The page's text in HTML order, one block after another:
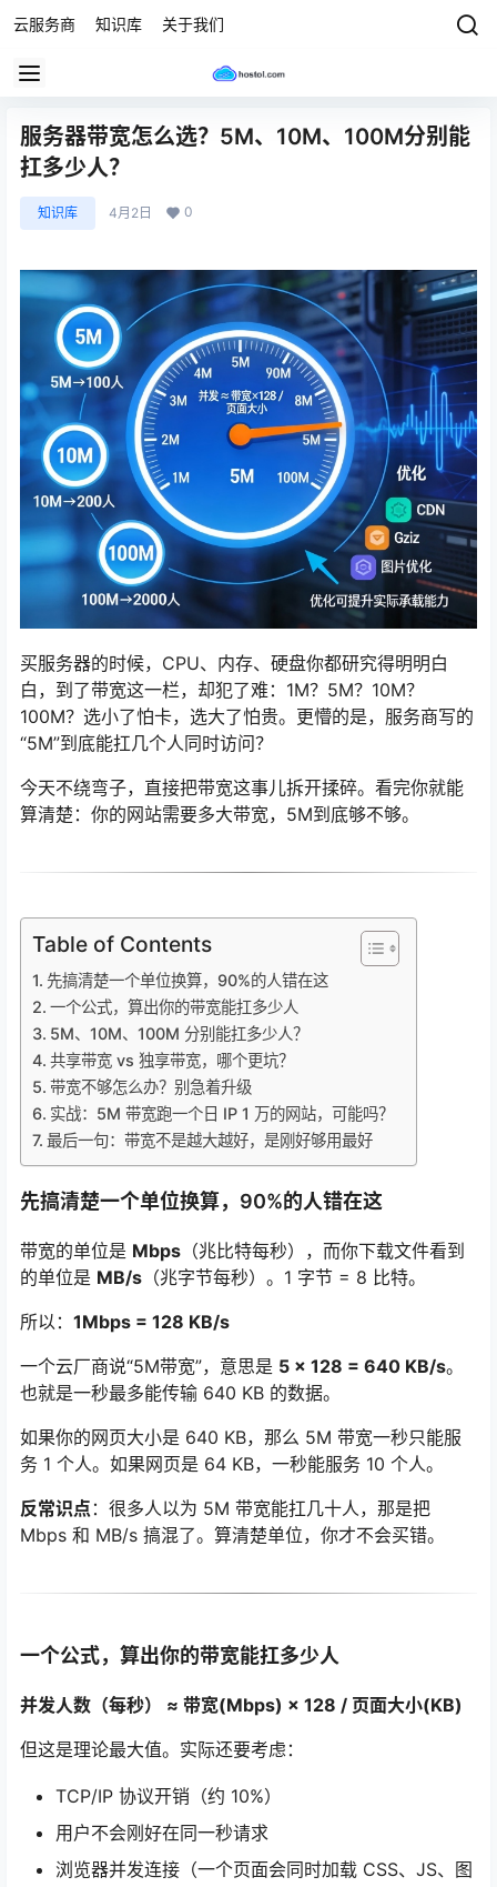
云服务商 知识库 关于我们
服务器带宽怎么选？5M、10M、100M分别能
扛多少人？
知识库 4月2日 0
买服务器的时候，CPU、内存、硬盘你都研究得明明白
白，到了带宽这一栏，却犯了难：1M？5M？10M？
100M？选小了怕卡，选大了怕贵。更懵的是，服务商写的
“5M”到底能扛几个人同时访问？
今天不绕弯子，直接把带宽这事儿拆开揉碎。看完你就能
算清楚：你的网站需要多大带宽，5M到底够不够。
Table of Contents
先搞清楚一个单位换算，90%的人错在这
一个公式，算出你的带宽能扛多少人
5M、10M、100M 分别能扛多少人？
共享带宽 vs 独享带宽，哪个更坑？
带宽不够怎么办？别急着升级
实战：5M 带宽跑一个日 IP 1 万的网站，可能吗？
最后一句：带宽不是越大越好，是刚好够用最好
先搞清楚一个单位换算，90%的人错在这
带宽的单位是 Mbps （兆比特每秒），而你下载文件看到
的单位是 MB/s （兆字节每秒）。1 字节 = 8 比特。
所以： 1Mbps = 128 KB/s
一个云厂商说“5M带宽”，意思是 5 × 128 = 640 KB/s。
也就是一秒最多能传输 640 KB 的数据。
如果你的网页大小是 640 KB，那么 5M 带宽一秒只能服
务 1 个人。如果网页是 64 KB，一秒能服务 10 个人。
反常识点 ：很多人以为 5M 带宽能扛几十人，那是把
Mbps 和 MB/s 搞混了。算清楚单位，你才不会买错。
一个公式，算出你的带宽能扛多少人
并发人数（每秒） ≈ 带宽(Mbps) × 128 / 页面大小(KB)
但这是理论最大值。实际还要考虑：
TCP/IP 协议开销（约 10%）
用户不会刚好在同一秒请求
浏览器并发连接（一个页面会同时加载 CSS、JS、图